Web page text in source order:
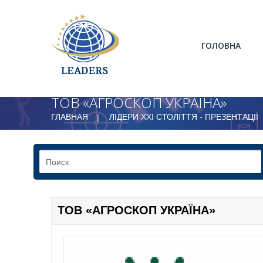
ГОЛОВНА
ТОВ «АГРОСКОП УКРАЇНА»
ГЛАВНАЯ ЛІДЕРИ ХХІ СТОЛІТТЯ - ПРЕЗЕНТАЦІЇ
ТОВ «АГРОСКОП УКРАЇНА»